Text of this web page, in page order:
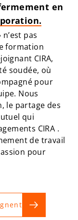
en
pas
formation
CIRA,
soudée, où
pour
Nous
le partage des
qui
CIRA .
de travail
pour